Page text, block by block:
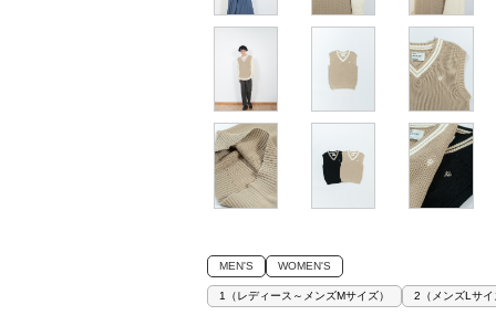
MEN'S WOMEN'S
1（レディース～メンズMサイズ） 2（メンズLサイ